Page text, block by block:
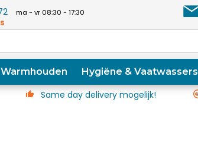
ma - vr 08:30 - 17:30
Warmhouden Hygiëne & Vaatwassers
Same day delivery mogelijk!